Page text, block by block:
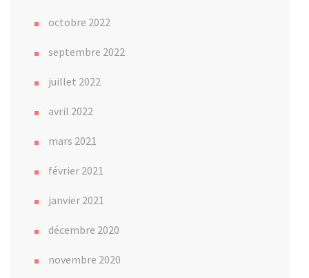
octobre 2022
septembre 2022
juillet 2022
avril 2022
mars 2021
février 2021
janvier 2021
décembre 2020
novembre 2020